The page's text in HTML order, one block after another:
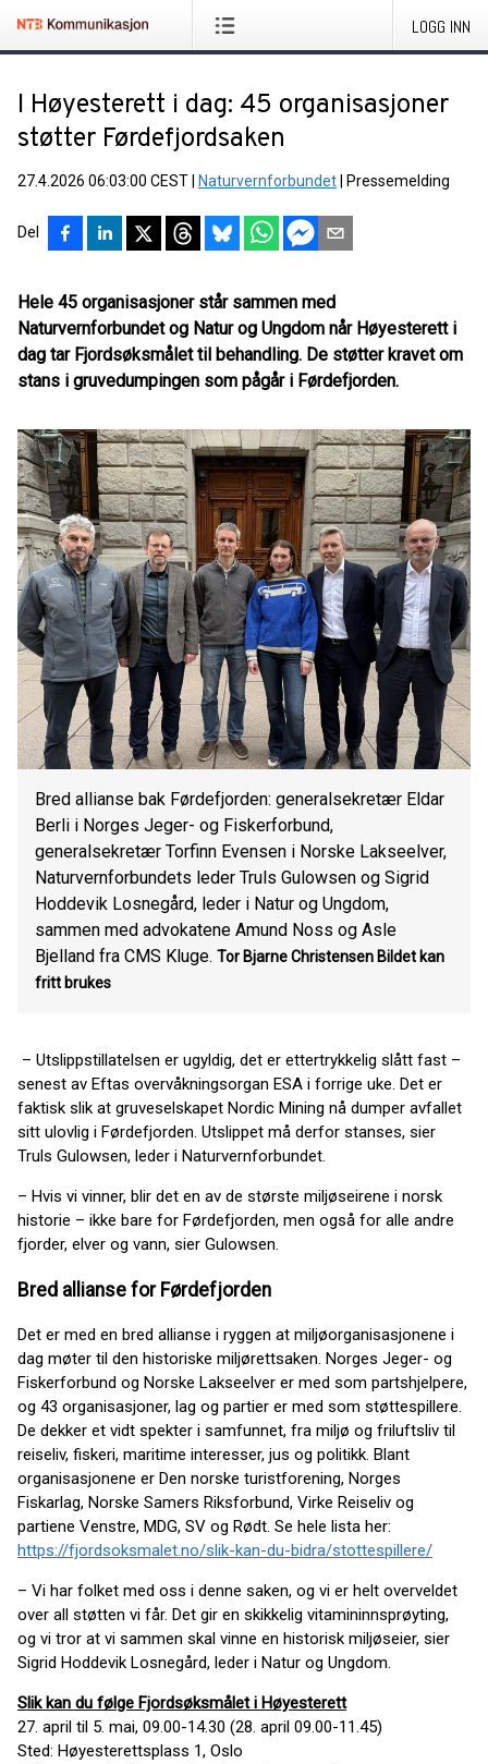
LOGG INN
I Høyesterett i dag: 45 organisasjoner
støtter Førdefjordsaken
27.4.2026 06:03:00 CEST Naturvernforbundet Pressemelding
Del
Hele 45 organisasjoner står sammen med
Naturvernforbundet og Natur og Ungdom når Høyesterett i
dag tar Fjordsøksmålet til behandling. De støtter kravet om
stans i gruvedumpingen som pågår i Førdefjorden.
Bred allianse bak Førdefjorden: generalsekretær Eldar
Berli i Norges Jeger- og Fiskerforbund,
generalsekretær Torfinn Evensen i Norske Lakseelver,
Naturvernforbundets leder Truls Gulowsen og Sigrid
Hoddevik Losnegård, leder i Natur og Ungdom,
sammen med advokatene Amund Noss og Asle
Bjelland fra CMS Kluge. Tor Bjarne Christensen Bildet kan
fritt brukes
– Utslippstillatelsen er ugyldig, det er ettertrykkelig slått fast –
senest av Eftas overvåkningsorgan ESA i forrige uke. Det er
faktisk slik at gruveselskapet Nordic Mining nå dumper avfallet
sitt ulovlig i Førdefjorden. Utslippet må derfor stanses, sier
Truls Gulowsen, leder i Naturvernforbundet.
– Hvis vi vinner, blir det en av de største miljøseirene i norsk
historie – ikke bare for Førdefjorden, men også for alle andre
fjorder, elver og vann, sier Gulowsen.
Bred allianse for Førdefjorden
Det er med en bred allianse i ryggen at miljøorganisasjonene i
dag møter til den historiske miljørettsaken. Norges Jeger- og
Fiskerforbund og Norske Lakseelver er med som partshjelpere,
og 43 organisasjoner, lag og partier er med som støttespillere.
De dekker et vidt spekter i samfunnet, fra miljø og friluftsliv til
reiseliv, fiskeri, maritime interesser, jus og politikk. Blant
organisasjonene er Den norske turistforening, Norges
Fiskarlag, Norske Samers Riksforbund, Virke Reiseliv og
partiene Venstre, MDG, SV og Rødt. Se hele lista her:
https://fjordsoksmalet.no/slik-kan-du-bidra/stottespillere/
– Vi har folket med oss i denne saken, og vi er helt overveldet
over all støtten vi får. Det gir en skikkelig vitamininnsprøyting,
og vi tror at vi sammen skal vinne en historisk miljøseier, sier
Sigrid Hoddevik Losnegård, leder i Natur og Ungdom.
Slik kan du følge Fjordsøksmålet i Høyesterett
27. april til 5. mai, 09.00-14.30 (28. april 09.00-11.45)
Sted: Høyesterettsplass 1, Oslo